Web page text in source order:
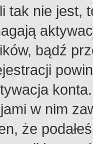
tak nie jest,
bądź
w nim
że